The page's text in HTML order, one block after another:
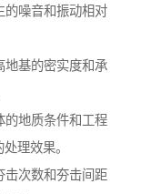
的噪音和振动相对
地基的密实度和承
的地质条件和工程
理效果。
击次数和夯击间距